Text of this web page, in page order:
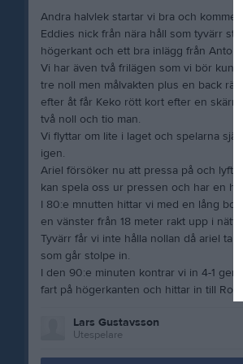
Andra halvlek startar vi bra och kommer
Eddies nick från nära håll som tyvärr
högerkant och ett bra inlägg från Anton.
Vi har även två frilägen som vi bör
tre noll men målvakten plus en back
efter åt får Keko rött kort efter en
två noll och tio man.
Vi flyttar om lite i laget och spelarna
igen.
Ariel försöker nu att pressa på och
kan spela oss ur pressen och har en
I 80:e mnutten hittar vi med en lång
en vänster från 18 meter rakt upp i
Tyvärr får vi inte hålla nollan då ariel
som går stolpe in.
I den 90:e minuten kontrar vi in 4-1
fart på högerkanten och hittar in till
Lars Gustavsson
Utespelare